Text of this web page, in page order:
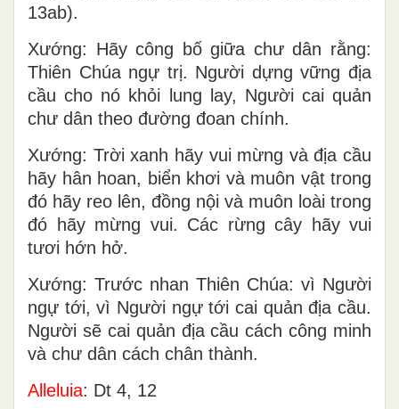
13ab).
Xướng: Hãy công bố giữa chư dân rằng:
Thiên Chúa ngự trị. Người dựng vững địa
cầu cho nó khỏi lung lay, Người cai quản
chư dân theo đường đoan chính.
Xướng: Trời xanh hãy vui mừng và địa cầu
hãy hân hoan, biển khơi và muôn vật trong
đó hãy reo lên, đồng nội và muôn loài trong
đó hãy mừng vui. Các rừng cây hãy vui
tươi hớn hở.
Xướng: Trước nhan Thiên Chúa: vì Người
ngự tới, vì Người ngự tới cai quản địa cầu.
Người sẽ cai quản địa cầu cách công minh
và chư dân cách chân thành.
Alleluia: Dt 4, 12